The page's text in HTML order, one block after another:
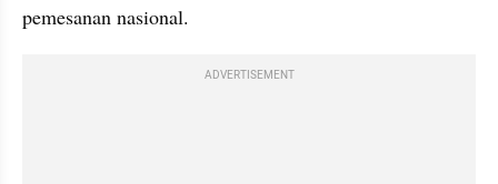
pemesanan nasional.
ADVERTISEMENT